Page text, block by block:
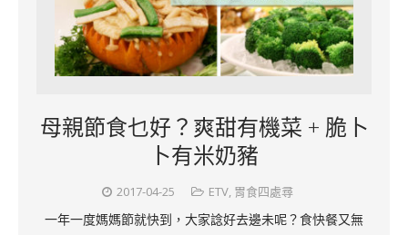
母親節食乜好？爽甜有機菜 + 脆卜
卜有米奶豬
2017-04-25 ETV, 胃食四處尋
一年一度媽媽節就快到，大家諗好去邊未呢？食快餐又無